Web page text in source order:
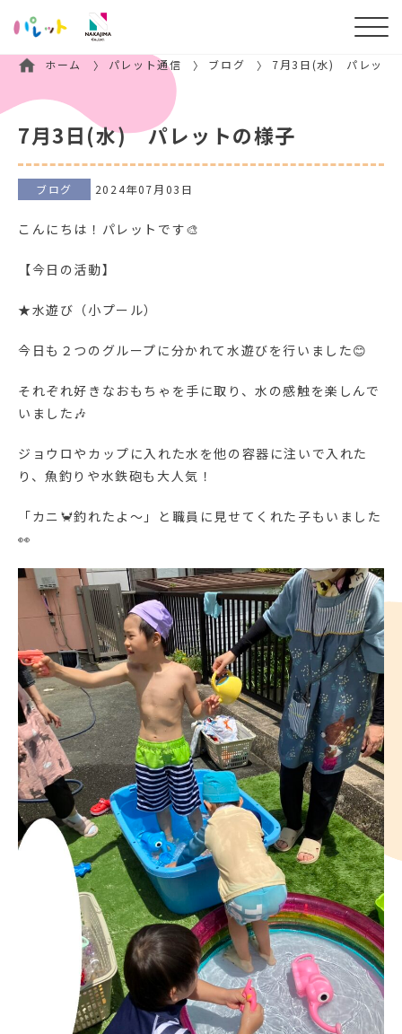
ホーム パレット通信 ブログ 7月3日(水) パレット
7月3日(水) パレットの様子
ブログ 2024年07月03日
こんにちは！パレットです🎨
【今日の活動】
★水遊び（小プール）
今日も２つのグループに分かれて水遊びを行いました😊
それぞれ好きなおもちゃを手に取り、水の感触を楽しんで
いました🎶
ジョウロやカップに入れた水を他の容器に注いで入れた
り、魚釣りや水鉄砲も大人気！
「カニ🦀釣れたよ～」と職員に見せてくれた子もいました
👀